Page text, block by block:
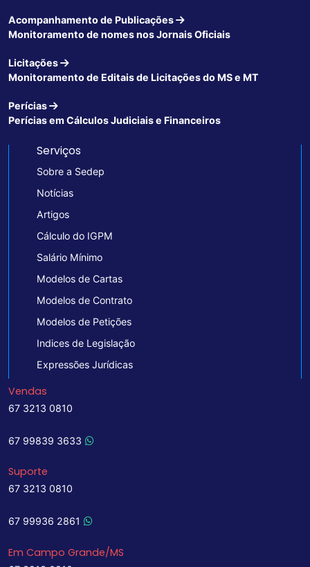
Acompanhamento de Publicações
Monitoramento de nomes nos Jornais Oficiais
Licitações
Monitoramento de Editais de Licitações do MS e MT
Perícias
Perícias em Cálculos Judiciais e Financeiros
Serviços
Sobre a Sedep
Notícias
Artigos
Cálculo do IGPM
Salário Mínimo
Modelos de Cartas
Modelos de Contrato
Modelos de Petições
Indices de Legislação
Expressões Jurídicas
Vendas
67 3213 0810
67 99839 3633
Suporte
67 3213 0810
67 99936 2861
Em Campo Grande/MS